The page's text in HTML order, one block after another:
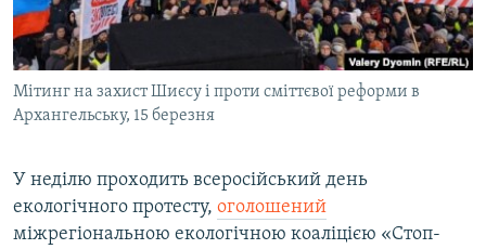
ВІДЕОУРОКИ «ELIFBE»
СВІДЧЕННЯ ОКУПАЦІЇ
УКРАЇНСЬКА ПРОБЛЕМА КРИМУ
Русский
Qırımtatar
Усі сайти RFE/RL
Мітинг на захист Шиєсу і проти сміттєвої реформи в
Архангельську, 15 березня
У неділю проходить всеросійський день
екологічного протесту, оголошений
міжрегіональною екологічною коаліцією «Стоп-